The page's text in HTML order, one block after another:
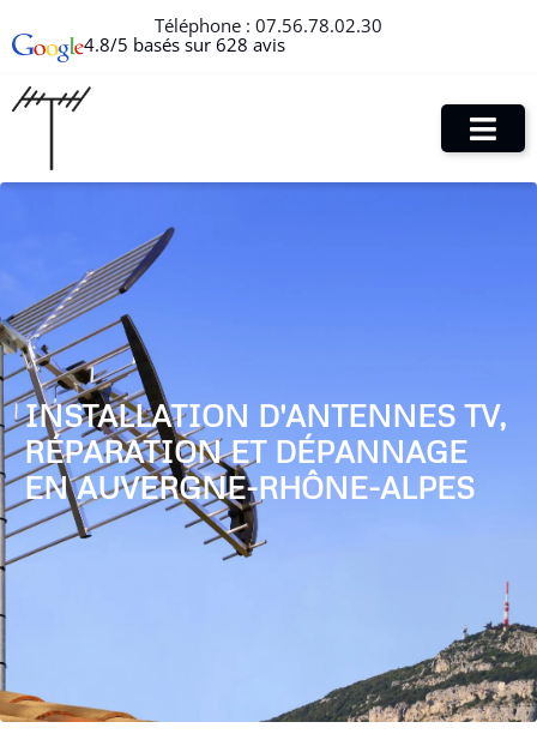
Téléphone : 07.56.78.02.30
4.8/5 basés sur 628 avis
INSTALLATION D'ANTENNES TV,
RÉPARATION ET DÉPANNAGE
EN AUVERGNE-RHÔNE-ALPES